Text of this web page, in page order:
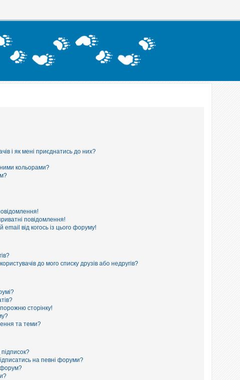
і як мені приєднатись до них?
кольорами?
повідомлення!
від когось із цього форуму!
до мого списку друзів або недругів?
сторінку!
та теми?
на певні форуми?
форум?